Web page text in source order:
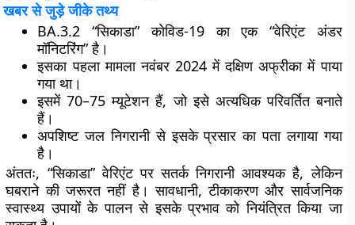
खबर से जुड़े जीके तथ्य
BA.3.2 “सिकाडा” कोविड-19 का एक “वेरिएंट अंडर
मॉनिटरिंग” है।
इसका पहला मामला नवंबर 2024 में दक्षिण अफ्रीका में पाया
गया था।
इसमें 70–75 म्यूटेशन हैं, जो इसे अत्यधिक परिवर्तित बनाते
हैं।
अपशिष्ट जल निगरानी से इसके प्रसार का पता लगाया गया
है।
अंततः, “सिकाडा” वेरिएंट पर सतर्क निगरानी आवश्यक है, लेकिन
घबराने की जरूरत नहीं है। सावधानी, टीकाकरण और सार्वजनिक
स्वास्थ्य उपायों के पालन से इसके प्रभाव को नियंत्रित किया जा